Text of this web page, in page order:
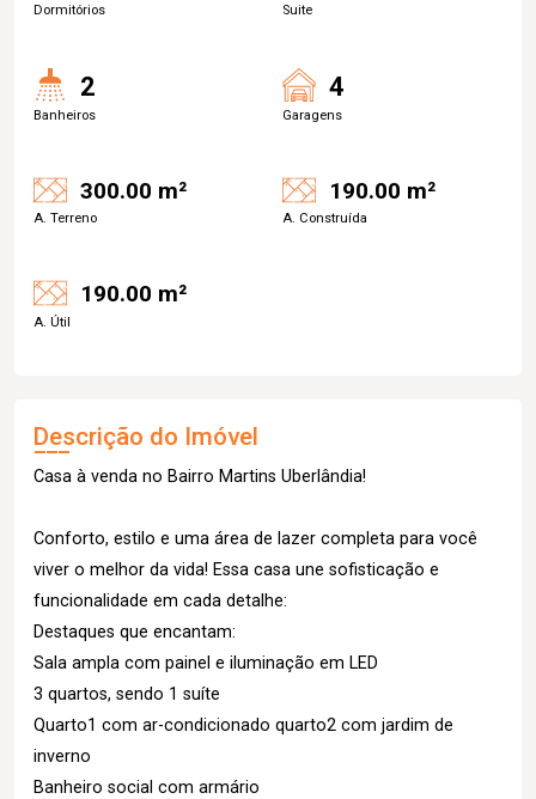
Dormitórios Suite
2
Banheiros
4
Garagens
300.00 m²
A. Terreno
190.00 m²
A. Construída
190.00 m²
A. Útil
Descrição do Imóvel
Casa à venda no Bairro Martins Uberlândia!
Conforto, estilo e uma área de lazer completa para você
viver o melhor da vida! Essa casa une sofisticação e
funcionalidade em cada detalhe:
Destaques que encantam:
Sala ampla com painel e iluminação em LED
3 quartos, sendo 1 suíte
Quarto1 com ar-condicionado quarto2 com jardim de
inverno
Banheiro social com armário